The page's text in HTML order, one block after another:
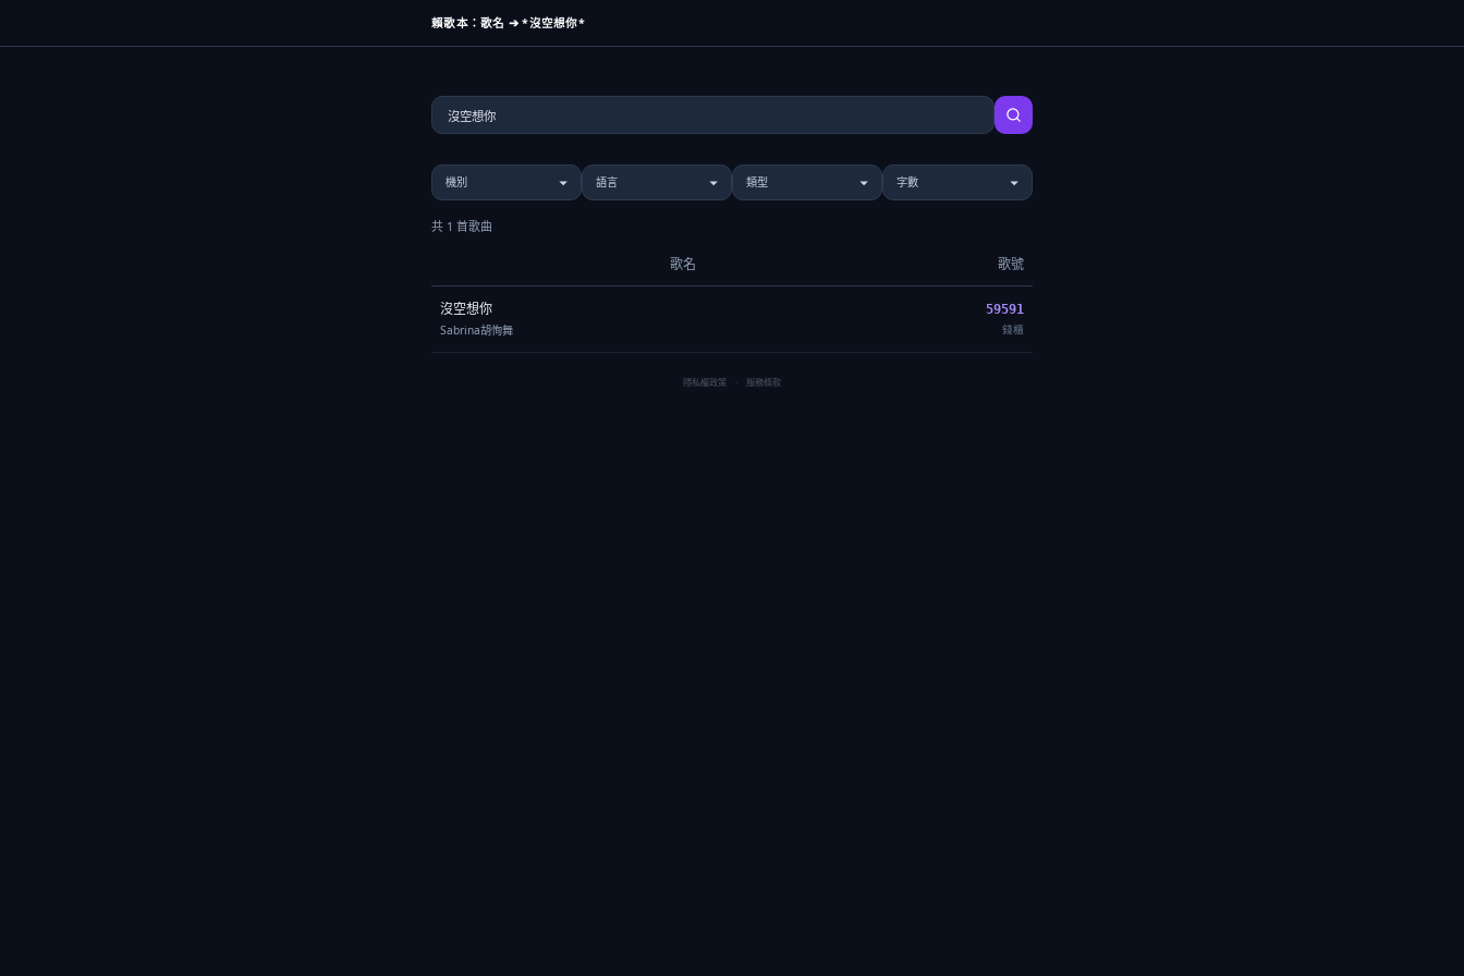
賴歌本：歌名 ➔ *沒空想你*
共 1 首歌曲
歌名 歌號
沒空想你
Sabrina胡恂舞
59591
錢櫃
隱私權政策 · 服務條款